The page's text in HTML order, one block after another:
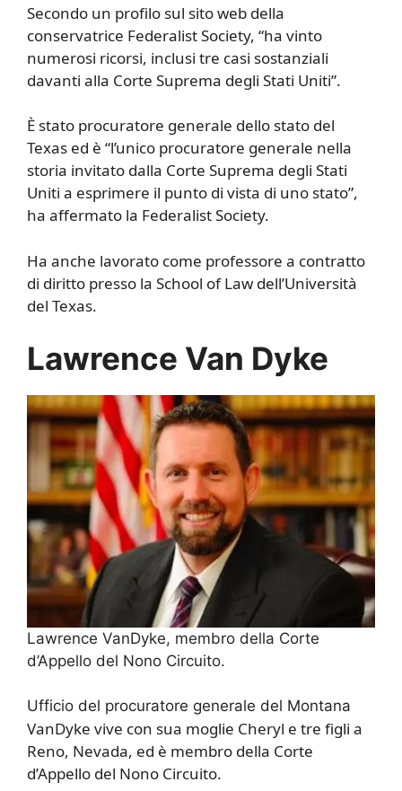
Secondo un profilo sul sito web della
conservatrice Federalist Society, “ha vinto
numerosi ricorsi, inclusi tre casi sostanziali
davanti alla Corte Suprema degli Stati Uniti”.
È stato procuratore generale dello stato del
Texas ed è “l’unico procuratore generale nella
storia invitato dalla Corte Suprema degli Stati
Uniti a esprimere il punto di vista di uno stato”,
ha affermato la Federalist Society.
Ha anche lavorato come professore a contratto
di diritto presso la School of Law dell’Università
del Texas.
Lawrence Van Dyke
Lawrence VanDyke, membro della Corte
d’Appello del Nono Circuito.
Ufficio del procuratore generale del Montana
VanDyke vive con sua moglie Cheryl e tre figli a
Reno, Nevada, ed è membro della Corte
d’Appello del Nono Circuito.